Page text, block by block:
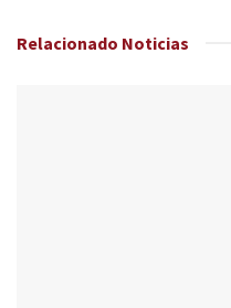
Relacionado Noticias